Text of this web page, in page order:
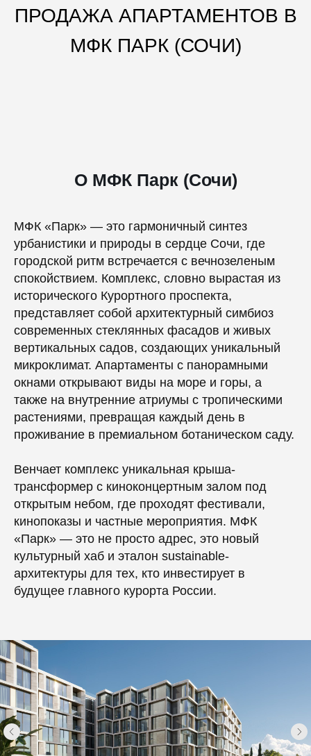
ПРОДАЖА АПАРТАМЕНТОВ В
МФК ПАРК (СОЧИ)
О МФК Парк (Сочи)
МФК «Парк» — это гармоничный синтез
урбанистики и природы в сердце Сочи, где
городской ритм встречается с вечнозеленым
спокойствием. Комплекс, словно вырастая из
исторического Курортного проспекта,
представляет собой архитектурный симбиоз
современных стеклянных фасадов и живых
вертикальных садов, создающих уникальный
микроклимат. Апартаменты с панорамными
окнами открывают виды на море и горы, а
также на внутренние атриумы с тропическими
растениями, превращая каждый день в
проживание в премиальном ботаническом саду.
Венчает комплекс уникальная крыша-
трансформер с киноконцертным залом под
открытым небом, где проходят фестивали,
кинопоказы и частные мероприятия. МФК
«Парк» — это не просто адрес, это новый
культурный хаб и эталон sustainable-
архитектуры для тех, кто инвестирует в
будущее главного курорта России.